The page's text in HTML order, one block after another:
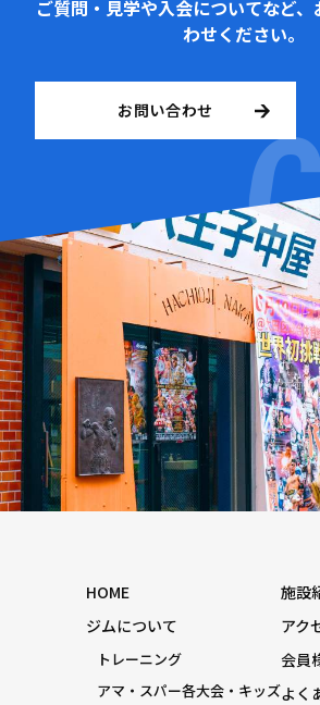
ご質問・見学や入会についてなど
わせください。
お問い合わせ
HOME
ジムについて
トレーニング
アマ・スパー各大会・キッズ
施設
アク
会員
よく